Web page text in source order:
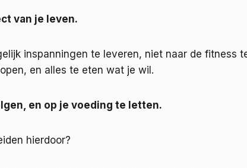
van je leven.
inspanningen te leveren, niet naar de fitness
en alles te eten wat je wil.
en op je voeding te letten.
hierdoor?